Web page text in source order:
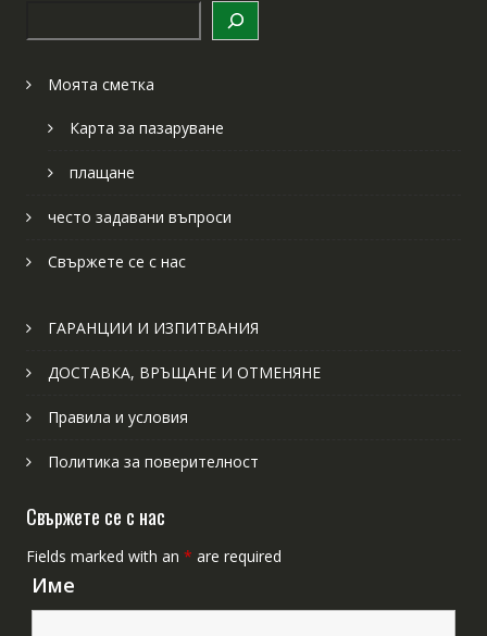
Моята сметка
Карта за пазаруване
плащане
често задавани въпроси
Свържете се с нас
ГАРАНЦИИ И ИЗПИТВАНИЯ
ДОСТАВКА, ВРЪЩАНЕ И ОТМЕНЯНЕ
Правила и условия
Политика за поверителност
Свържете се с нас
Fields marked with an * are required
Име